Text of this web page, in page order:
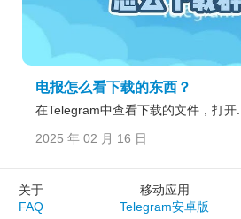
电报怎么看下载的东西？
在Telegram中查看下载的文件，打开...
2025 年 02 月 16 日
关于
FAQ
移动应用
Telegram安卓版